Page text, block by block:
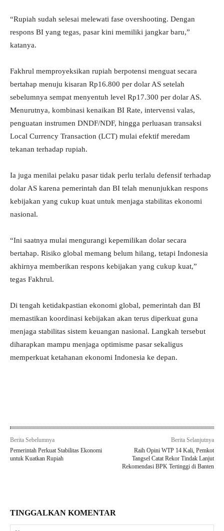
“Rupiah sudah selesai melewati fase overshooting. Dengan
respons BI yang tegas, pasar kini memiliki jangkar baru,”
katanya.
Fakhrul memproyeksikan rupiah berpotensi menguat secara
bertahap menuju kisaran Rp16.800 per dolar AS setelah
sebelumnya sempat menyentuh level Rp17.300 per dolar AS.
Menurutnya, kombinasi kenaikan BI Rate, intervensi valas,
penguatan instrumen DNDF/NDF, hingga perluasan transaksi
Local Currency Transaction (LCT) mulai efektif meredam
tekanan terhadap rupiah.
Ia juga menilai pelaku pasar tidak perlu terlalu defensif terhadap
dolar AS karena pemerintah dan BI telah menunjukkan respons
kebijakan yang cukup kuat untuk menjaga stabilitas ekonomi
nasional.
“Ini saatnya mulai mengurangi kepemilikan dolar secara
bertahap. Risiko global memang belum hilang, tetapi Indonesia
akhirnya memberikan respons kebijakan yang cukup kuat,”
tegas Fakhrul.
Di tengah ketidakpastian ekonomi global, pemerintah dan BI
memastikan koordinasi kebijakan akan terus diperkuat guna
menjaga stabilitas sistem keuangan nasional. Langkah tersebut
diharapkan mampu menjaga optimisme pasar sekaligus
memperkuat ketahanan ekonomi Indonesia ke depan.
Berita Sebelumnya
Pemerintah Perkuat Stabilitas Ekonomi
untuk Kuatkan Rupiah
Berita Selanjutnya
Raih Opini WTP 14 Kali, Pemkot
Tangsel Catat Rekor Tindak Lanjut
Rekomendasi BPK Tertinggi di Banten
TINGGALKAN KOMENTAR